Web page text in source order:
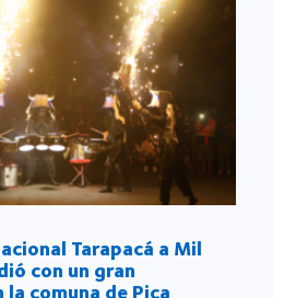
Tarapacá a Mil
con un gran
comuna de Pica